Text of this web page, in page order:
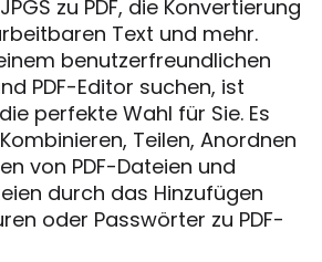
zu PDF, die Konvertierung
Text und mehr.
benutzerfreundlichen
PDF-Editor suchen, ist
perfekte Wahl für Sie. Es
Teilen, Anordnen
von PDF-Dateien und
durch das Hinzufügen
oder Passwörter zu PDF-